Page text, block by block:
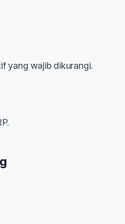
yang wajib dikurangi.